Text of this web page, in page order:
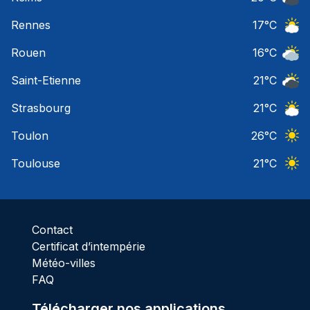
Rennes
17°C
Rouen
16°C
Saint-Etienne
21°C
Strasbourg
21°C
Toulon
26°C
Toulouse
21°C
Contact
Certificat d’intempérie
Météo-villes
FAQ